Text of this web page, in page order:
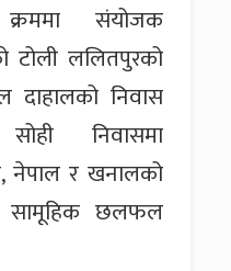
संयोजक
टोली ललितपुरको
दाहालको निवास
निवासमा
नेपाल र खनालको
सामूहिक छलफल